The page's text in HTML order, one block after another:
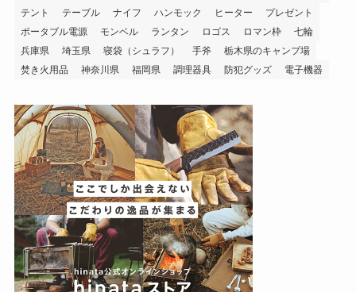
テント
テーブル ナイフ ハンモック ヒーター
プレゼント
ポータブル電源
モンベル ランタン ロゴス ロマン枠
七輪
兵庫県
埼玉県 寝袋（シュラフ） 手斧
栃木県のキャンプ場
焚き火用品
神奈川県 福岡県 調理器具 防犯グッズ 電子機器